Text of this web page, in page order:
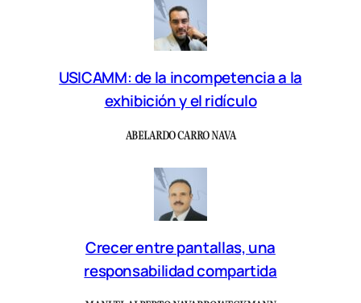
USICAMM: de la incompetencia a la
exhibición y el ridículo
ABELARDO CARRO NAVA
Crecer entre pantallas, una
responsabilidad compartida